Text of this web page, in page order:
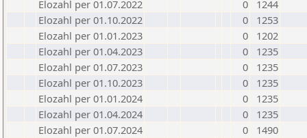
Elozahl per 01.07.2022
0
1244
Elozahl per 01.10.2022
0
1253
Elozahl per 01.01.2023
0
1202
Elozahl per 01.04.2023
0
1235
Elozahl per 01.07.2023
0
1235
Elozahl per 01.10.2023
0
1235
Elozahl per 01.01.2024
0
1235
Elozahl per 01.04.2024
0
1235
Elozahl per 01.07.2024
0
1490